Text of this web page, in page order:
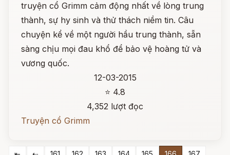
truyện cổ Grimm cảm động nhất về lòng trung
thành, sự hy sinh và thử thách niềm tin. Câu
chuyện kể về một người hầu trung thành, sẵn
sàng chịu mọi đau khổ để bảo vệ hoàng tử và
vương quốc.
12-03-2015
⭐ 4.8
4,352 lượt đọc
Truyện cổ Grimm